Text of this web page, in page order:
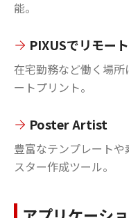
能。
PIXUSでリモー
在宅勤務など働く場
ートプリント。
Poster Artist
豊富なテンプレート
スター作成ツール。